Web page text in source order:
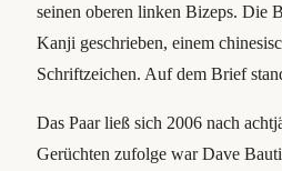
seinen oberen linken Bizeps. Die
Kanji geschrieben, einem
Schriftzeichen. Auf dem Brief
Das Paar ließ sich 2006 nach
Gerüchten zufolge war Dave